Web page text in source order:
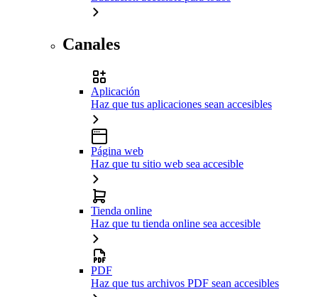
Canales
Aplicación
Haz que tus aplicaciones sean accesibles
Página web
Haz que tu sitio web sea accesible
Tienda online
Haz que tu tienda online sea accesible
PDF
Haz que tus archivos PDF sean accesibles